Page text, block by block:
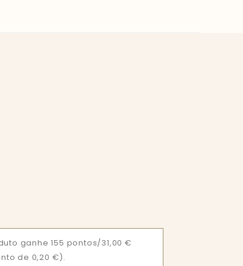
ganhe 155 pontos/31,00 €
de 0,20 €).